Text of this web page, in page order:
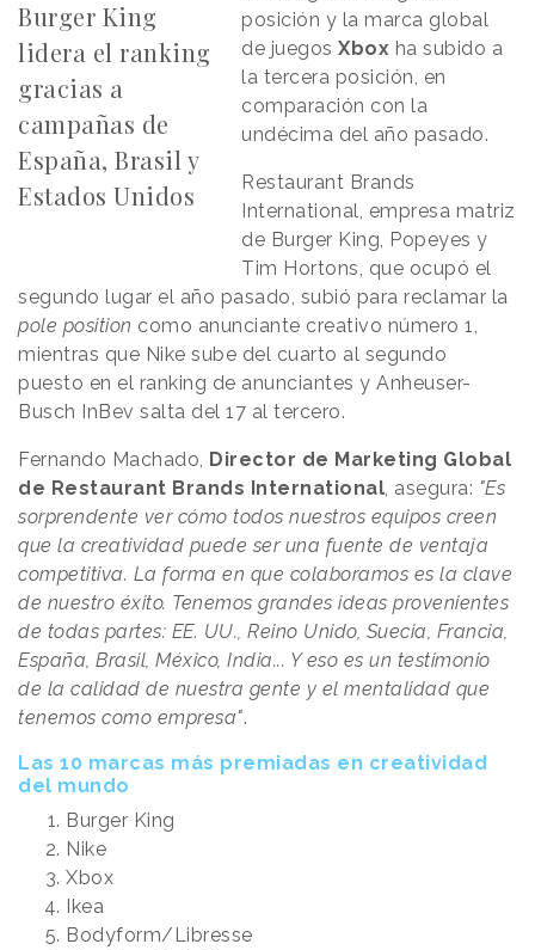
Burger King
lidera el ranking
gracias a
campañas de
España, Brasil y
Estados Unidos
posición y la marca global
de juegosXbox ha subido a
la tercera posición, en
comparación con la
undécima del año pasado.
Restaurant Brands
International, empresa matriz
de Burger King, Popeyes y
Tim Hortons, que ocupó el
segundo lugar el año pasado, subió para reclamar la
pole position como anunciante creativo número 1,
mientras que Nike sube del cuarto al segundo
puesto en el ranking de anunciantes y Anheuser-
Busch InBev salta del 17 al tercero.
Fernando Machado, Director de Marketing Global
de Restaurant Brands International , asegura: "Es
sorprendente ver cómo todos nuestros equipos creen
que la creatividad puede ser una fuente de ventaja
competitiva. La forma en que colaboramos es la clave
de nuestro éxito. Tenemos grandes ideas provenientes
de todas partes: EE. UU., Reino Unido, Suecia, Francia,
España, Brasil, México, India... Y eso es un testimonio
de la calidad de nuestra gente y el mentalidad que
tenemos como empresa".
Las 10 marcas más premiadas en creatividad
del mundo
Burger King
Nike
Xbox
Ikea
Bodyform/Libresse